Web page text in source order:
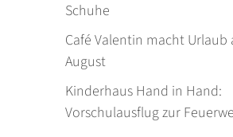
Schuhe
Café Valentin macht Urlaub
August
Kinderhaus Hand in Hand:
Vorschulausflug zur